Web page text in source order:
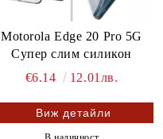
Motorola Edge 20 Pro 5G
Супер слим силикон
€6.14
12.01лв.
Виж детайли